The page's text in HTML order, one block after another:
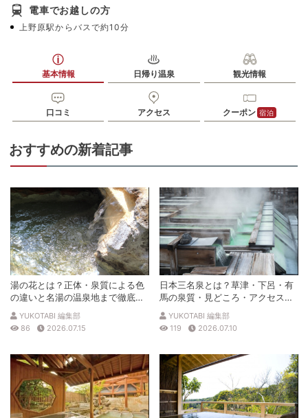
電車でお越しの方
上野原駅からバスで約10分
基本情報 日帰り温泉 観光情報
口コミ アクセス クーポン 宿泊
おすすめの新着記事
湯の花とは？正体・泉質による色
の違いと名湯の温泉地まで徹底解
説
YUKOTABI 編集部
86
2026.07.15
日本三名泉とは？草津・下呂・有
馬の泉質・見どころ・アクセスを
徹底解説
YUKOTABI 編集部
119
2026.07.10